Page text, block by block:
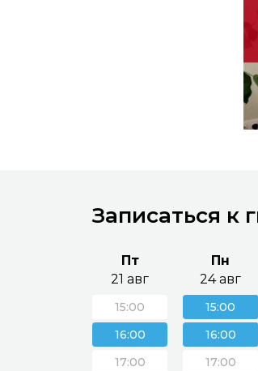
Записаться к
Пт
21 авг
15:00
16:00
17:00
Пн
24 авг
15:00
16:00
17:00